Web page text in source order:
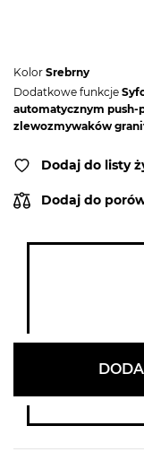
Kolor Srebrny
Dodatkowe funkcje
automatycznym push-
zlewozmywaków
Dodaj do listy
Dodaj do